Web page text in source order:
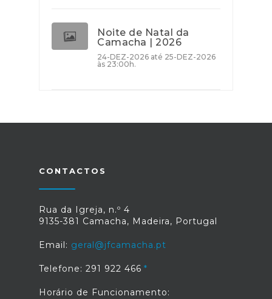
Noite de Natal da
Camacha | 2026
24-DEZ-2026 até 25-DEZ-2026
às 23:00h.
CONTACTOS
Rua da Igreja, n.º 4
9135-381 Camacha, Madeira, Portugal
Email: geral@jfcamacha.pt
Telefone: 291 922 466
Horário de Funcionamento: